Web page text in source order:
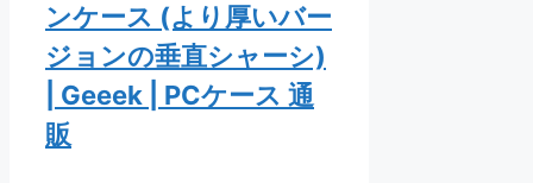
ンケース (より厚いバー
ジョンの垂直シャーシ)
| Geeek | PCケース 通
販